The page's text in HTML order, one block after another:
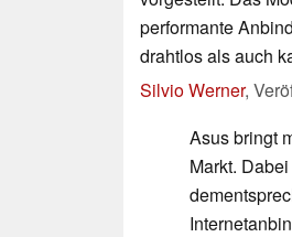
performante
drahtlos als auch
Silvio Werner,
Asus bringt
Markt.